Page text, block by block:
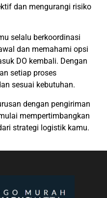
dan mengurangi risiko
selalu berkoordinasi
dan memahami opsi
DO kembali. Dengan
setiap proses
sesuai kebutuhan.
dengan pengiriman
mempertimbangkan
strategi logistik kamu.